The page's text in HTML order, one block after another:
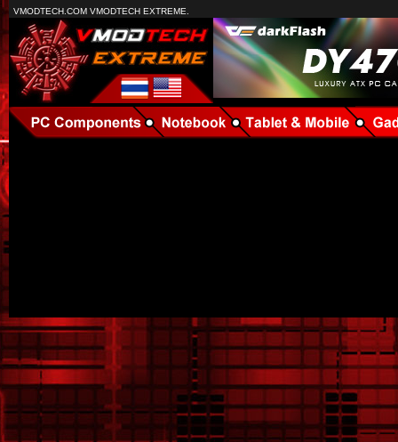
VMODTECH.COM VMODTECH EXTREME.
เลือกซื้อซีพียู Intel 10th Gen รุ่นเ
Core i3 รุ่นใดให้เหมาะกับการจัด
การใช้งาน : Introduction (1/1)